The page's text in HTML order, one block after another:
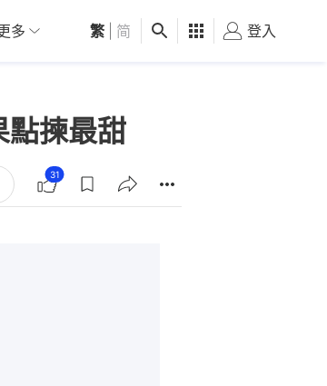
01深圳 觀點 健康 好食玩飛
多 繁 简 登入
點揀最甜
31